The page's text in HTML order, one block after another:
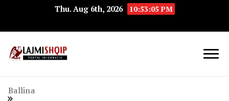
Thu. Aug 6th, 2026 10:53:05 PM
Ballina